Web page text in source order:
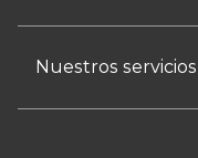
Nuestros servicios